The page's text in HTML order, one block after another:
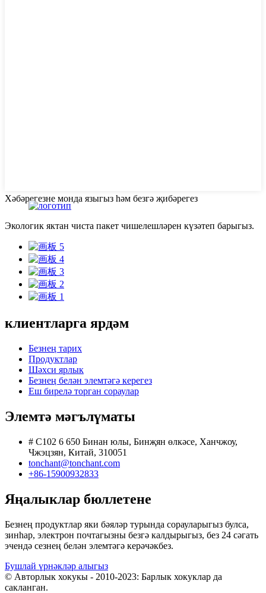
Хәбәрегезне монда языгыз һәм безгә җибәрегез
Экологик яктан чиста пакет чишелешләрен күзәтеп барыгыз.
клиентларга ярдәм
Безнең тарих
Продуктлар
Шәхси ярлык
Безнең белән элемтәгә керегез
Еш бирелә торган сораулар
Элемтә мәгълүматы
# C102 6 650 Бинан юлы, Бинҗян өлкәсе, Ханчжоу,
Чжэцзян, Китай, 310051
tonchant@tonchant.com
+86-15900932833
Яңалыклар бюллетене
Безнең продуктлар яки бәяләр турында сорауларыгыз булса,
зинһар, электрон почтагызны безгә калдырыгыз, без 24 сәгать
эчендә сезнең белән элемтәгә керәчәкбез.
Бушлай үрнәкләр алыгыз
© Авторлык хокукы - 2010-2023: Барлык хокуклар да
сакланган.